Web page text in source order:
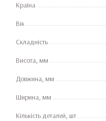
Країна
Вік
Складність
Висота, мм
Довжина, мм
Ширина, мм
Кількість деталей, шт